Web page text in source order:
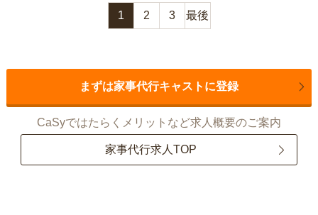
1 2 3 最後
まずは家事代行キャストに登録
CaSyではたらくメリットなど求人概要のご案内
家事代行求人TOP